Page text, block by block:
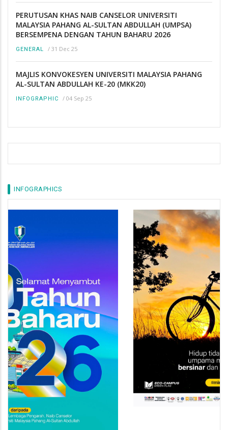
PERUTUSAN KHAS NAIB CANSELOR UNIVERSITI
MALAYSIA PAHANG AL-SULTAN ABDULLAH (UMPSA)
BERSEMPENA DENGAN TAHUN BAHARU 2026
GENERAL / 31 Dec 25
MAJLIS KONVOKESYEN UNIVERSITI MALAYSIA PAHANG
AL-SULTAN ABDULLAH KE-20 (MKK20)
INFOGRAPHIC / 04 Sep 25
INFOGRAPHICS